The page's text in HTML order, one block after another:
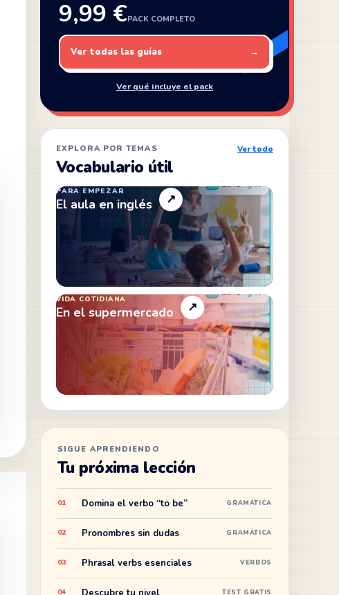
9,99 €PACK COMPLETO
Ver todas las guías →
Ver qué incluye el pack
EXPLORA POR TEMAS
Vocabulario útil
Ver todo
PARA EMPEZAR
El aula en inglés ↗
VIDA COTIDIANA
En el supermercado ↗
SIGUE APRENDIENDO
Tu próxima lección
01 Domina el verbo “to be” GRAMÁTICA
02 Pronombres sin dudas GRAMÁTICA
03 Phrasal verbs esenciales VERBOS
04 TEST GRATIS